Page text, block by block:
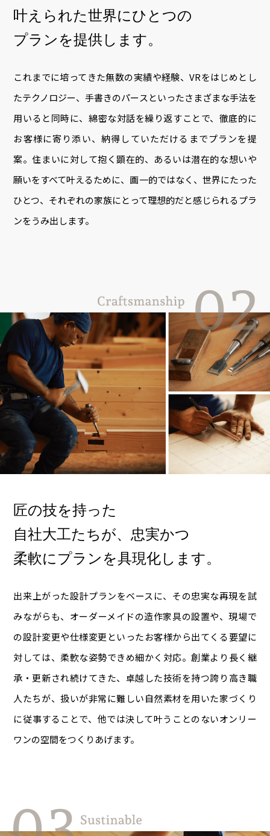
叶えられた世界にひとつの
プランを提供します。
これまでに培ってきた無数の実績や経験、VRをはじめとし
たテクノロジー、手書きのパースといったさまざまな手法を
用いると同時に、綿密な対話を繰り返すことで、徹底的に
お客様に寄り添い、納得していただけるまでプランを提
案。住まいに対して抱く顕在的、あるいは潜在的な想いや
願いをすべて叶えるために、画一的ではなく、世界にたった
ひとつ、それぞれの家族にとって理想的だと感じられるプラ
ンをうみ出します。
匠の技を持った
自社大工たちが、 忠実かつ
柔軟にプランを具現化します。
出来上がった設計プランをベースに、その忠実な再現を試
みながらも、オーダーメイドの造作家具の設置や、現場で
の設計変更や仕様変更といったお客様から出てくる要望に
対しては、柔軟な姿勢できめ細かく対応。創業より長く継
承・更新され続けてきた、卓越した技術を持つ誇り高き職
人たちが、扱いが非常に難しい自然素材を用いた家づくり
に従事することで、他では決して叶うことのないオンリー
ワンの空間をつくりあげます。